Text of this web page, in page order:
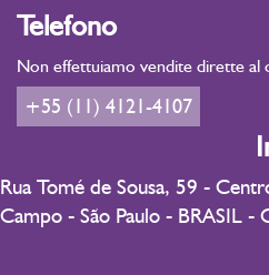
Telefono
Non effettuiamo vendite dirette al
+55 (11) 4121-4107
Rua Tomé de Sousa, 59 -
Campo - São Paulo - BRASIL -